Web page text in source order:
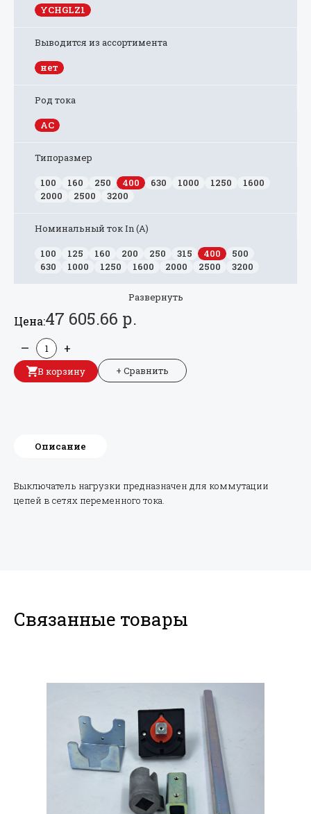
Развернуть
YCHGLZ1
Выводится из ассортимента
нет
Род тока
AC
Типоразмер
100
160 250 400 630 1000 1250
1600
2000
2500 3200
Номинальный ток In (А)
100
125 160 200 250 315 400
500
630
1000 1250 1600 2000 2500 3200
Цена:47 605.66 р.
— +
В корзину + Сравнить
Описание
Выключатель нагрузки предназначен для коммутации
цепей в сетях переменного тока.
Связанные товары